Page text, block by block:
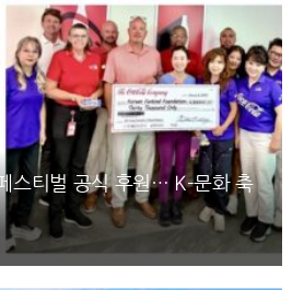
스티벌 공식 후원… K-문화 축